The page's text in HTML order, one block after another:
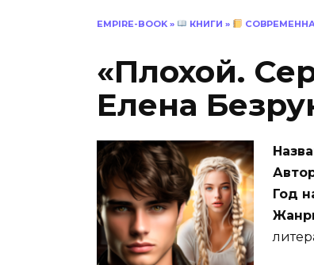
EMPIRE-BOOK » КНИГИ »
«Плохой.
Елена
Год